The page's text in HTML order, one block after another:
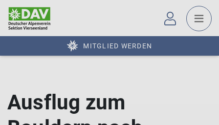
MITGLIED WERDEN
Ausflug zum